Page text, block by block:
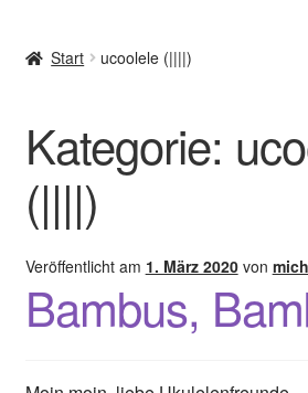
SHOP
vor Ort – in Leipzig
Kontakt / Impressum / AGB & co
Start ucoolele (||||)
Kategorie:
(||||)
Veröffentlicht am 1. März 2020 von
Bambus,